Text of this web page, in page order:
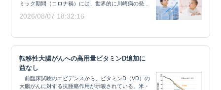
ミック期間（コロナ禍）には、世界的に川崎病の発...
2026/08/07 18:32:16
転移性大腸がんへの高用量ビタミンD追加に
益なし
前臨床試験のエビデンスから、ビタミンD（VD）の
大腸がんに対する抗腫瘍作用が示唆されている。米・